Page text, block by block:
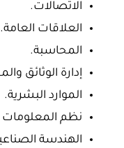
الاتصالات.
العلاقات العامة.
المحاسبة.
إدارة الوثائق
الموارد البشرية.
نظم المعلومات
الهندسة